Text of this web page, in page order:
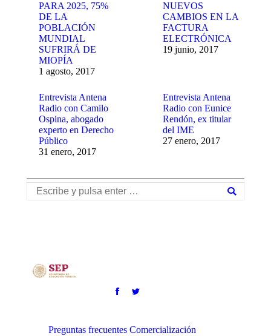
PARA 2025, 75%
DE LA
POBLACIÓN
MUNDIAL
SUFRIRÁ DE
MIOPÍA
1 agosto, 2017
NUEVOS
CAMBIOS EN LA
FACTURA
ELECTRÓNICA
19 junio, 2017
Entrevista Antena
Radio con Camilo
Ospina, abogado
experto en Derecho
Público
31 enero, 2017
Entrevista Antena
Radio con Eunice
Rendón, ex titular
del IME
27 enero, 2017
Buscar:
Preguntas frecuentes Comercialización